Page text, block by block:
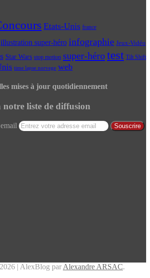
Etats-Unis france
illustration super-héro infographie Jeux-Vidéo
Star Wars stop motion super-hérotest Tilt Shift
time lapse norvege web
mises à jour quotidiennement
notre liste de diffusion
| AlexBlog par Alexandre ARSAC.